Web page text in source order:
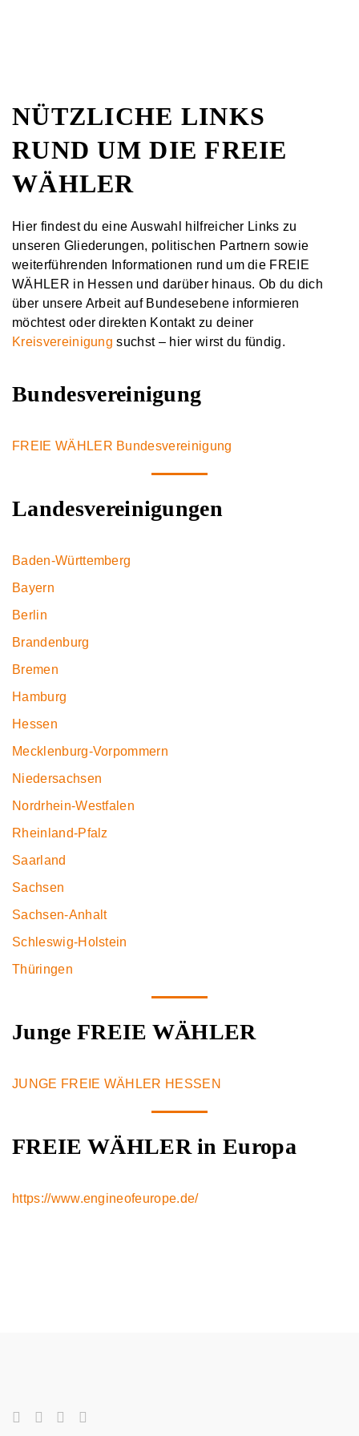
NÜTZLICHE LINKS
RUND UM DIE FREIE
WÄHLER
Hier findest du eine Auswahl hilfreicher Links zu
unseren Gliederungen, politischen Partnern sowie
weiterführenden Informationen rund um die FREIE
WÄHLER in Hessen und darüber hinaus. Ob du dich
über unsere Arbeit auf Bundesebene informieren
möchtest oder direkten Kontakt zu deiner
Kreisvereinigung suchst – hier wirst du fündig.
Bundesvereinigung
FREIE WÄHLER Bundesvereinigung
Landesvereinigungen
Baden-Württemberg
Bayern
Berlin
Brandenburg
Bremen
Hamburg
Hessen
Mecklenburg-Vorpommern
Niedersachsen
Nordrhein-Westfalen
Rheinland-Pfalz
Saarland
Sachsen
Sachsen-Anhalt
Schleswig-Holstein
Thüringen
Junge FREIE WÄHLER
JUNGE FREIE WÄHLER HESSEN
FREIE WÄHLER in Europa
https://www.engineofeurope.de/